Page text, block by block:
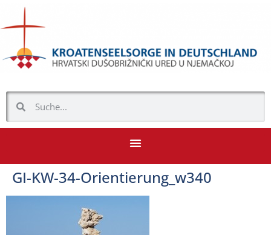
GI-KW-34-Orientierung_w340